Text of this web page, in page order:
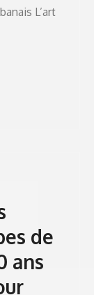
L’art
de
ans